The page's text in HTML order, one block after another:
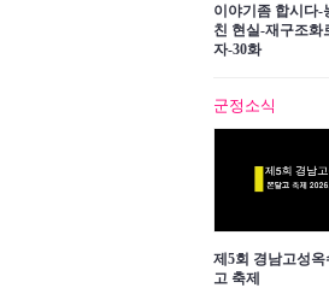
이야기좀 합시다-
친 현실-재구조화
자-30화
군정소식
제5회 경남고성
고 축제